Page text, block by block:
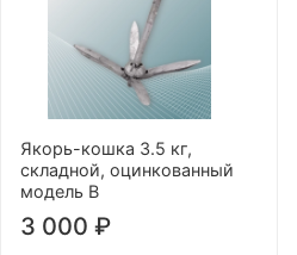
Якорь-кошка 3.5 кг,
складной, оцинкованный
модель В
3 000 ₽